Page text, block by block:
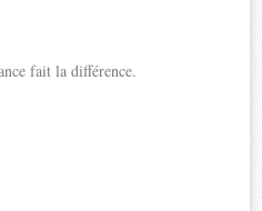
fait la différence.